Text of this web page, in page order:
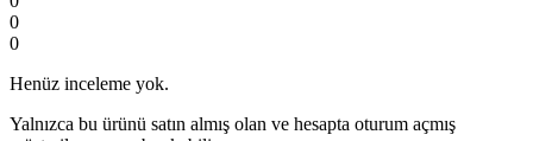
0
0
Henüz inceleme yok.
Yalnızca bu ürünü satın almış olan ve hesapta oturum açmış